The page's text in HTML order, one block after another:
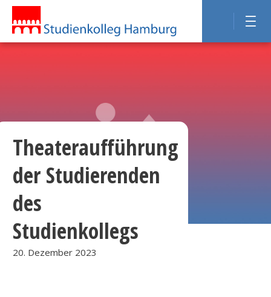
Theateraufführung
der Studierenden
des
Studienkollegs
20. Dezember 2023